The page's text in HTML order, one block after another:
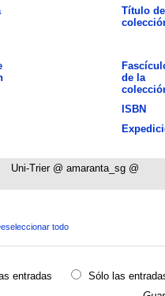
Título
de la
ISBN
Uni-Trier @ amaranta_sg @
todo
entradas
Sólo las